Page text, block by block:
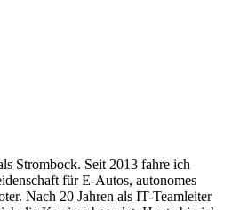
Strombock. Seit 2013 fahre ich
für E-Autos, autonomes
Nach 20 Jahren als IT-Teamleiter